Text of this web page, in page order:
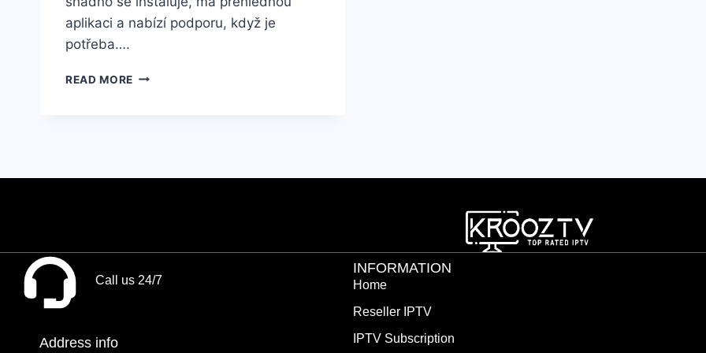
aplikaci a nabízí podporu, když je
potřeba….
READ MORE
Call us 24/7
Address info
INFORMATION
Home
Reseller IPTV
IPTV Subscription